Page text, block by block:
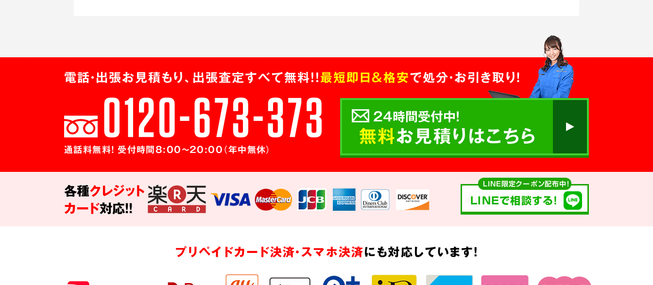
電話・出張お見積もり、出張査定すべて無料!!最短即日＆格安で処分・お引き取り！
通話料無料! 受付時間8:00～20:00（年中無休）
24時間受付中!
無料お見積りはこちら
各種クレジット
カード対応!!
LINE限定クーポン配布中！
LINEで相談する!
プリペイドカード決済・スマホ決済にも対応しています!